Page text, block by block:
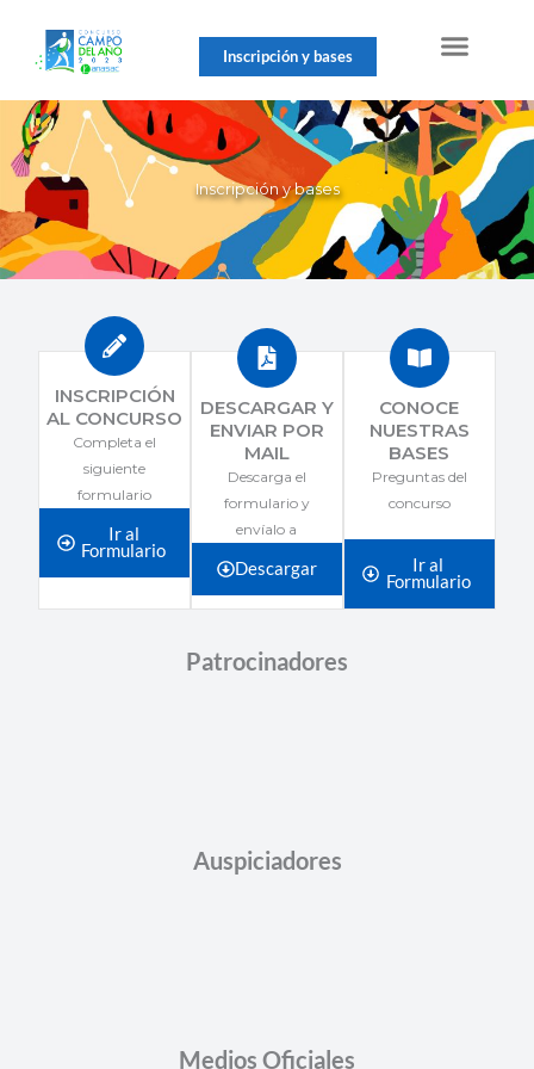
contenido
Inscripción y bases
Inscripción y bases
INSCRIPCIÓN
AL CONCURSO
Completa el
siguiente
formulario
Ir al
Formulario
DESCARGAR Y
ENVIAR POR
MAIL
Descarga el
formulario y
envíalo a
Descargar
CONOCE
NUESTRAS
BASES
Preguntas del
concurso
Ir al
Formulario
Patrocinadores
Auspiciadores
Medios Oficiales